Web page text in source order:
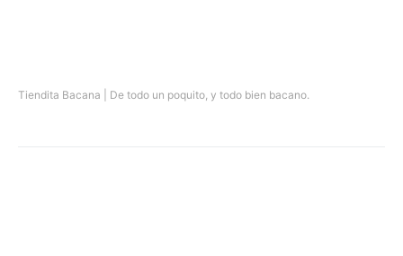
Tiendita Bacana | De todo un poquito, y todo bien bacano.